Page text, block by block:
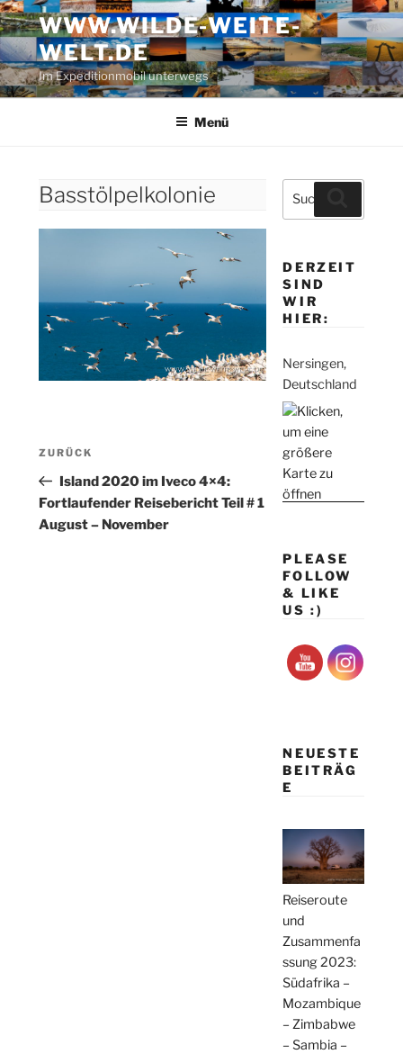
Zum
Inhalt
springen
WWW.WILDE-WEITE-
WELT.DE
Im Expeditionmobil unterwegs
Menü
Basstölpelkolonie
Beitragsnavigation
Vorheriger
Beitrag
ZURÜCK
Island 2020 im Iveco 4×4:
Fortlaufender Reisebericht Teil # 1
August – November
Suche
nach:
DERZEIT
SIND
WIR
HIER:
Nersingen,
Deutschland
PLEASE
FOLLOW
& LIKE
US :)
NEUESTE
BEITRÄG
E
Reiseroute
und
Zusammenfa
ssung 2023:
Südafrika –
Mozambique
– Zimbabwe
– Sambia –